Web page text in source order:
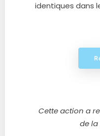
identiques dans
Cette action a
de la